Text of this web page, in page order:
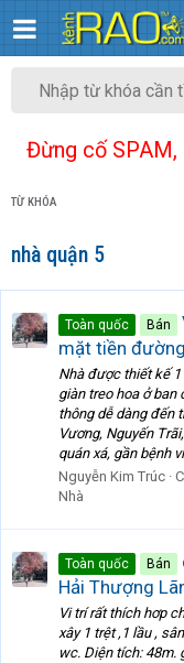
Đừng cố SPAM,
TỪ KHÓA
nhà quận 5
Toàn quốc Bán
mặt tiền
Nhà được thiết kế 1
giàn treo hoa ở ban
thông dễ dàng đến
Vương, Nguyến
quán xá, gần bệnh
Nguyễn Kim Trúc
Nhà
Toàn quốc Bán
Hải Thượng
Vi trí rất thích hơp
xây 1 trệt ,1 lầu ,
wc. Diện tích: 48m.